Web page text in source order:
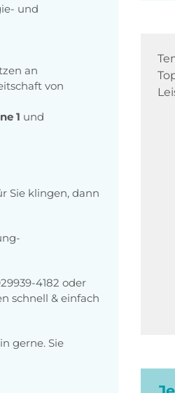
und
an
von
1 und
Sie klingen, dann
4182 oder
schnell & einfach
gerne. Sie